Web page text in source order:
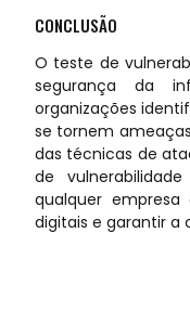
CONCLUSÃO
O teste de
segurança da
organizações
se tornem
das técnicas de
de
qualquer
digitais e garantir a